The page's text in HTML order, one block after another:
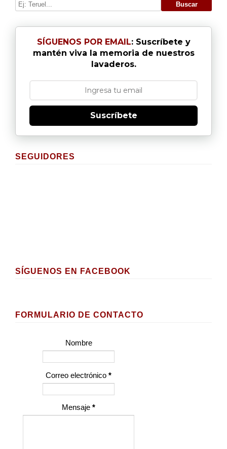
SÍGUENOS POR EMAIL: Suscríbete y
mantén viva la memoria de nuestros
lavaderos.
Suscríbete
SEGUIDORES
SÍGUENOS EN FACEBOOK
FORMULARIO DE CONTACTO
Nombre
Correo electrónico *
Mensaje *